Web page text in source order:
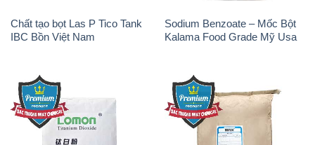
Chất tạo bọt Las P Tico Tank
IBC Bồn Việt Nam
Sodium Benzoate – Mốc Bột
Kalama Food Grade Mỹ Usa